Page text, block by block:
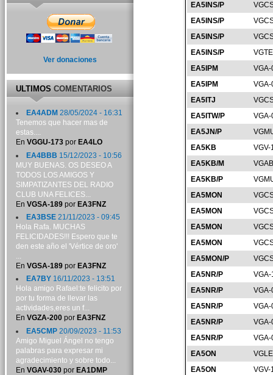
EA5INS/P
EA5INS/P
EA5INS/P
EA5INS/P
EA5IPM
EA5IPM
EA5ITJ
EA5ITW/P
EA5JN/P
EA5KB
VGV-
EA5KB/M
EA5KB/P
EA5MON
EA5MON
EA5MON
EA5MON
EA5MON/P
EA5NR/P
EA5NR/P
EA5NR/P
EA5NR/P
EA5NR/P
EA5ON
EA5ON
VGV-
Ver donaciones
ULTIMOSCOMENTARIOS
EA4ADM 28/05/2024 - 16:31
Tenemos que hacer mas de
estas....
En VGGU-173por EA4LO
EA4BBB 15/12/2023 - 10:56
MUY BUENAS. OS DESEO A
TODOS LOS AMIGOS Y
SIMPATIZANTES DEL RADIO
CLUB UNA FELICES...
En VGSA-189por EA3FNZ
EA3BSE21/11/2023 - 09:45
Hola Rafa. MUCHAS
FELICIDADES!!! Espero que te
den este año el 'Vértice de oro'
...
En VGSA-189por EA3FNZ
EA7BY16/11/2023 - 13:51
Hola amigo Rafael:te felicito por
por tu forma de llevar las
actividades,eres un f...
En VGZA-200por EA3FNZ
EA5CMP20/09/2023 - 11:53
Amigo Miguel Ángel no tengo
palabras para expresar mi
agradecimiento y sobre todo...
En VGAV-030por EA1DMP